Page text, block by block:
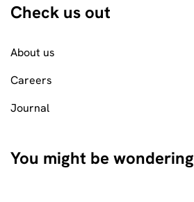
Check us out
About us
Careers
Journal
You might be wondering